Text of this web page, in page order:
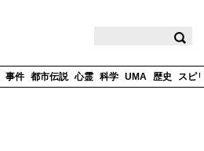
事件 都市伝説 心霊 科学 UMA 歴史 スピ